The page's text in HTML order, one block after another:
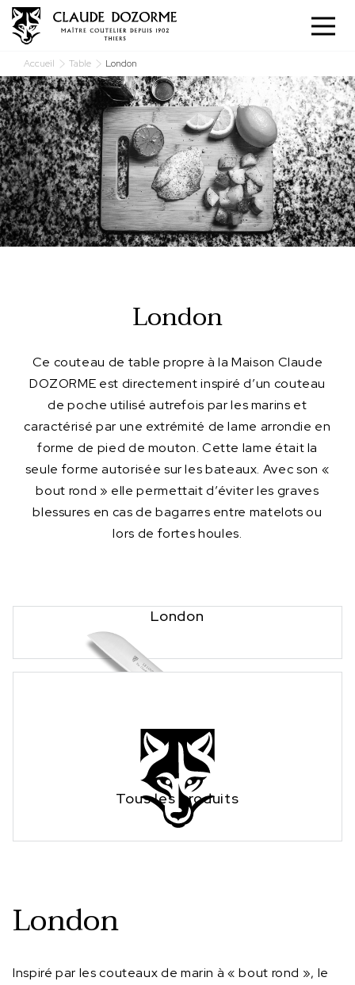
Accueil Table London
London
Ce couteau de table propre à la Maison Claude
DOZORME est directement inspiré d’un couteau
de poche utilisé autrefois par les marins et
caractérisé par une extrémité de lame arrondie en
forme de pied de mouton. Cette lame était la
seule forme autorisée sur les bateaux. Avec son «
bout rond » elle permettait d’éviter les graves
blessures en cas de bagarres entre matelots ou
lors de fortes houles.
London
Tous les produits
London
Inspiré par les couteaux de marin à « bout rond », le
Panneau de gestion des cookies